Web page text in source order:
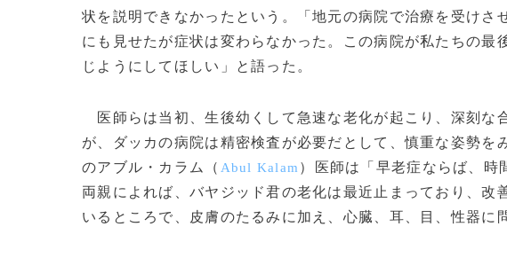
状を説明できなかったという。「地元の病院で治療を受けさ
にも見せたが症状は変わらなかった。この病院が私たちの最
じようにしてほしい」と語った。
医師らは当初、生後幼くして急速な老化が起こり、深刻な
が、ダッカの病院は精密検査が必要だとして、慎重な姿勢を
のアブル・カラム（ Abul Kalam ）医師は「早老症ならば、時
両親によれば、バヤジッド君の老化は最近止まっており、改
いるところで、皮膚のたるみに加え、心臓、耳、目、性器に